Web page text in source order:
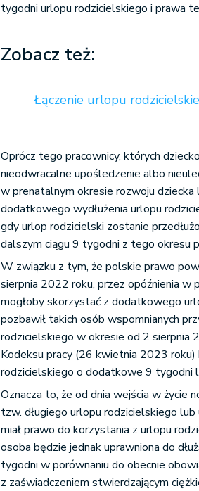
tygodni urlopu rodzicielskiego i prawa
Zobacz też:
Łączenie urlopu
Oprócz tego pracownicy, których
nieodwracalne upośledzenie albo
w prenatalnym okresie rozwoju dziecka
dodatkowego wydłużenia urlopu
gdy urlop rodzicielski zostanie
dalszym ciągu 9 tygodni z tego okresu
W związku z tym, że polskie prawo
sierpnia 2022 roku, przez opóźnienia
mogłoby skorzystać z dodatkowego
pozbawił takich osób wspomnianych
rodzicielskiego w okresie od 2 sierpnia
Kodeksu pracy (26 kwietnia 2023
rodzicielskiego o dodatkowe 9 tygodni
Oznacza to, że od dnia wejścia w życie
tzw. długiego urlopu rodzicielskiego
miał prawo do korzystania z urlopu
osoba będzie jednak uprawniona do
tygodni w porównaniu do obecnie
z zaświadczeniem stwierdzającym